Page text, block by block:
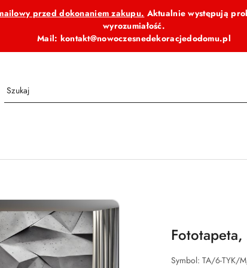
przed dokonaniem zakupu. Aktualnie występują
wyrozumiałość.
Mail: kontakt@nowoczesnedekoracjedodomu.pl
Symbol: TA/6-TYK/